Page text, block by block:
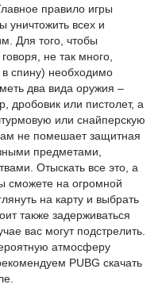
правило игры
уничтожить всех и
Для того, чтобы
не так много,
спину) необходимо
два вида оружия –
дробовик или пистолет, а
или снайперскую
не помешает защитная
предметами,
Отыскать все это, а
сможете на огромной
на карту и выбрать
также задерживаться
вас могут подстрелить.
атмосферу
PUBG скачать